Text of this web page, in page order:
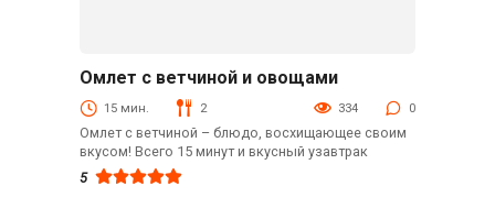
Омлет с ветчиной и овощами
15 мин. 2 334 0
Омлет с ветчиной – блюдо, восхищающее своим
вкусом! Всего 15 минут и вкусный узавтрак
5